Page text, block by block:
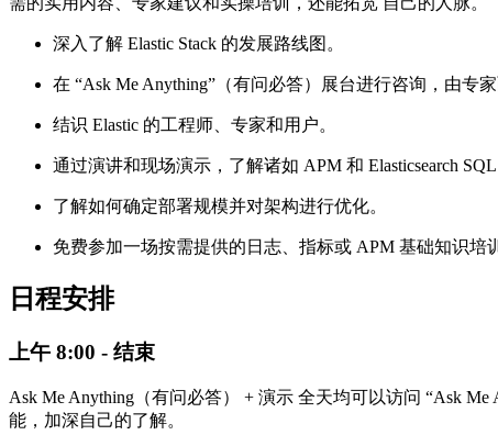
深入了解 Elastic Stack 的发展路线图。
在 “Ask Me Anything”（有问必答）展台进行咨询，由专
结识 Elastic 的工程师、专家和用户。
通过演讲和现场演示，了解诸如 APM 和 Elasticsearch SQL
了解如何确定部署规模并对架构进行优化。
免费参加一场按需提供的日志、指标或 APM 基础知识培
日程安排
上午 8:00 - 结束
Ask Me Anything（有问必答） + 演示 全天均可以访问 “Ask
能，加深自己的了解。